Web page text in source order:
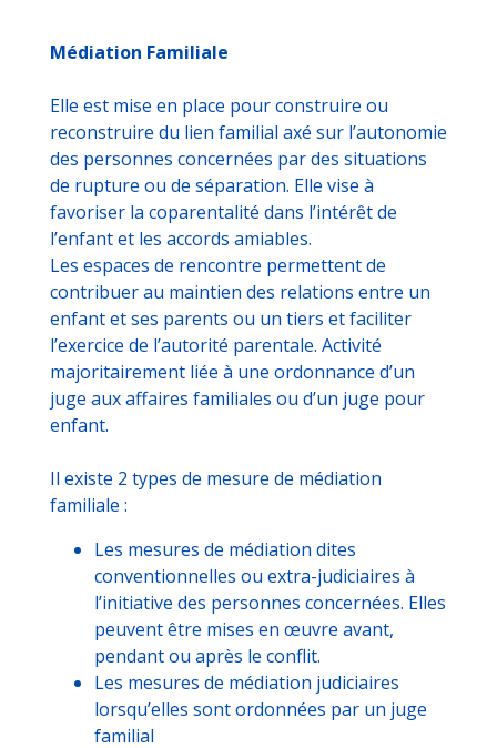
Médiation Familiale
Elle est mise en place pour construire ou
reconstruire du lien familial axé sur l’autonomie
des personnes concernées par des situations
de rupture ou de séparation. Elle vise à
favoriser la coparentalité dans l’intérêt de
l’enfant et les accords amiables.
Les espaces de rencontre permettent de
contribuer au maintien des relations entre un
enfant et ses parents ou un tiers et faciliter
l’exercice de l’autorité parentale. Activité
majoritairement liée à une ordonnance d’un
juge aux affaires familiales ou d’un juge pour
enfant.
Il existe 2 types de mesure de médiation
familiale :
Les mesures de médiation dites
conventionnelles ou extra-judiciaires à
l’initiative des personnes concernées. Elles
peuvent être mises en œuvre avant,
pendant ou après le conflit.
Les mesures de médiation judiciaires
lorsqu’elles sont ordonnées par un juge
familial